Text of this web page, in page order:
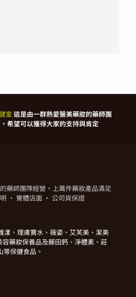
室這是由一群熱愛醫美藥妝的藥師團
希望可以獲得大家的支持與肯定
藥師團隊經營，上萬件藥妝產品滿足
· 實體店面 · 公司貨保證
漾、理膚寶水、薇姿、艾芙美、潔美
藥妝保養品及藤田鈣、淨體素、莊
等保健食品。